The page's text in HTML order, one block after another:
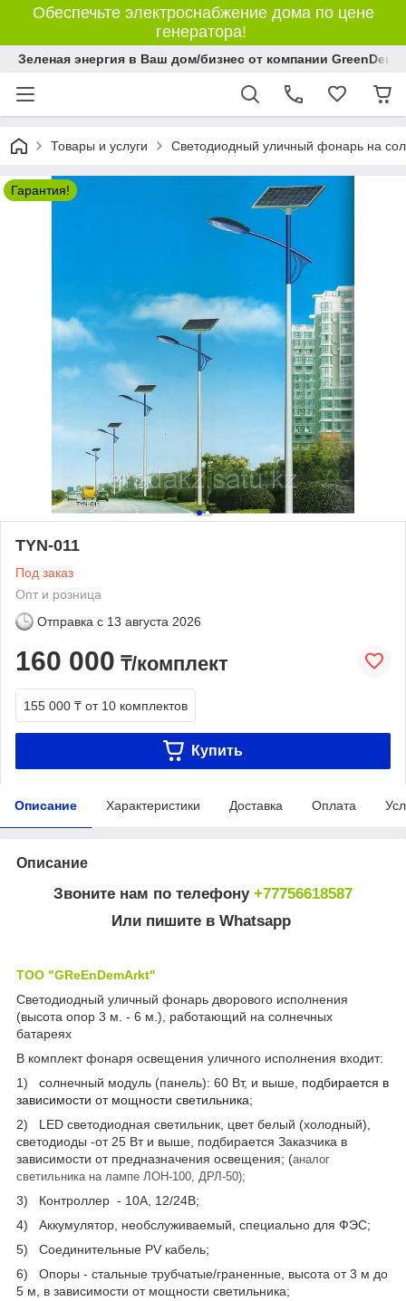
Обеспечьте электроснабжение дома по цене
генератора!
Зеленая энергия в Ваш дом/бизнес от компании GreenDem!
Товары и услуги Светодиодный уличный фонарь на
Гарантия!
TYN-011
Под заказ
Опт и розница
Отправка с 13 августа 2026
160 000 ₸/комплект
155 000 ₸ от 10 комплектов
Купить
Описание Характеристики Доставка Оплата
Описание
Звоните нам по телефону +77756618587
Или пишите в Whatsapp
ТОО "GReEnDemArkt"
Светодиодный уличный фонарь дворового исполнения
(высота опор 3 м. - 6 м.), работающий на солнечных
батареях
В комплект фонаря освещения уличного исполнения входит:
1) солнечный модуль (панель): 60 Вт, и выше, подбирается в
зависимости от мощности светильника;
2) LED светодиодная светильник, цвет белый (холодный),
светодиоды -от 25 Вт и выше, подбирается Заказчика в
зависимости от предназначения освещения; (аналог
светильника на лампе ЛОН-100, ДРЛ-50);
3) Контроллер - 10А, 12/24В;
4) Аккумулятор, необслуживаемый, специально для ФЭС;
5) Соединительные PV кабель;
6) Опоры - стальные трубчатые/граненные, высота от 3 м до
5 м, в зависимости от мощности светильника;